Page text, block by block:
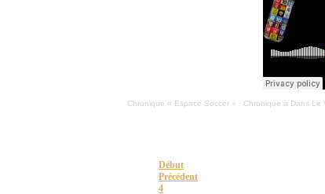
Chronique « Espace Soccer » · Chronique à Dans Le
Début
Précédent
4